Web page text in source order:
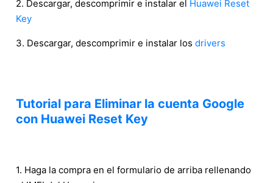
2. Descargar, descomprimir e instalar el Huawei Reset
Key
3. Descargar, descomprimir e instalar los drivers
Tutorial para Eliminar la cuenta Google
con Huawei Reset Key
1. Haga la compra en el formulario de arriba rellenando